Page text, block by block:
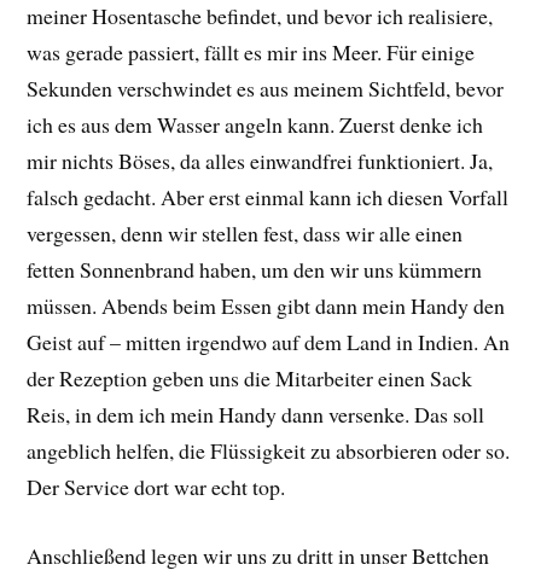
meiner Hosentasche befindet, und bevor ich realisiere,
was gerade passiert, fällt es mir ins Meer. Für einige
Sekunden verschwindet es aus meinem Sichtfeld, bevor
ich es aus dem Wasser angeln kann. Zuerst denke ich
mir nichts Böses, da alles einwandfrei funktioniert. Ja,
falsch gedacht. Aber erst einmal kann ich diesen Vorfall
vergessen, denn wir stellen fest, dass wir alle einen
fetten Sonnenbrand haben, um den wir uns kümmern
müssen. Abends beim Essen gibt dann mein Handy den
Geist auf – mitten irgendwo auf dem Land in Indien. An
der Rezeption geben uns die Mitarbeiter einen Sack
Reis, in dem ich mein Handy dann versenke. Das soll
angeblich helfen, die Flüssigkeit zu absorbieren oder so.
Der Service dort war echt top.
Anschließend legen wir uns zu dritt in unser Bettchen